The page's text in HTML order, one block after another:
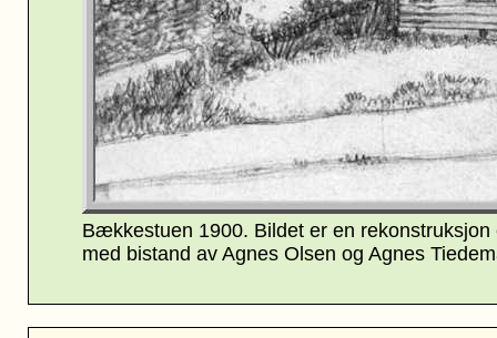
Bækkestuen 1900. Bildet er en
med bistand av Agnes Olsen og Agnes